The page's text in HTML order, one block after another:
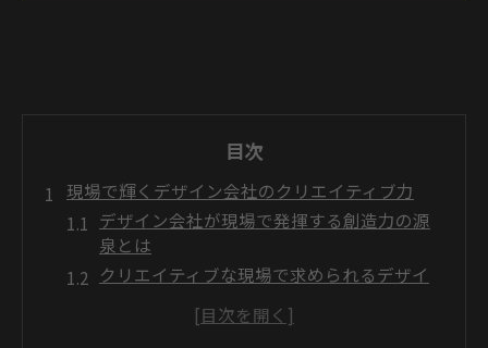
目次
現場で輝くデザイン会社のクリエイティブ力
デザイン会社が現場で発揮する創造力の源
泉とは
クリエイティブな現場で求められるデザイ
デザイン会社の多様なチームワークと制作